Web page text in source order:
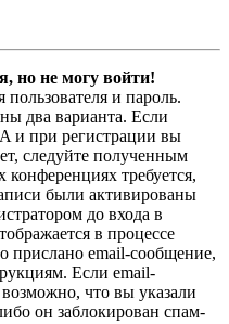
но не могу войти!
и пароль.
два варианта. Если
и при регистрации вы
следуйте полученным
требуется,
были активированы
до входа в
в процессе
прислано email-сообщение,
Если email-
что вы указали
он заблокирован спам-